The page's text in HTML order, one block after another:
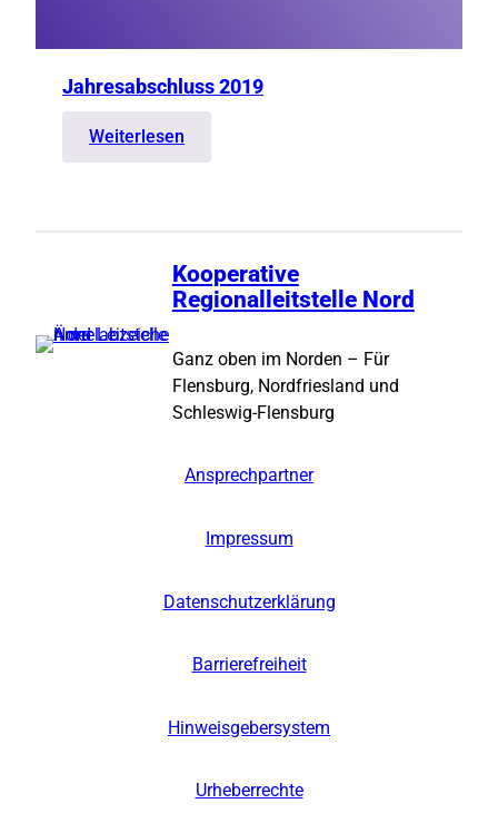
Jahresabschluss 2019
Weiterlesen
Jahresabschluss
Kooperative
Regionalleitstelle Nord
Ganz oben im Norden – Für
Flensburg, Nordfriesland und
Schleswig-Flensburg
Ansprechpartner
Impressum
Datenschutzerklärung
Barrierefreiheit
Hinweisgebersystem
Urheberrechte